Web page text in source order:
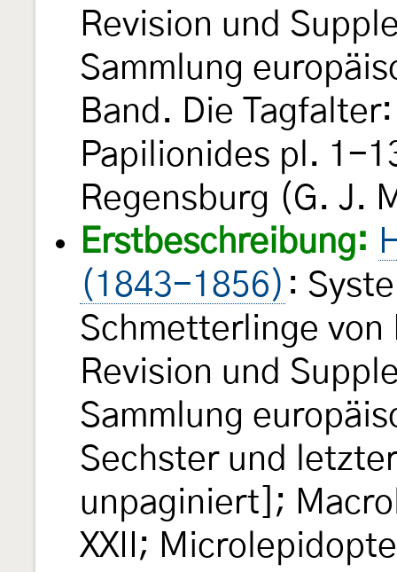
Revision und
Sammlung
Band. Die
Papilionides pl. 1-
Regensburg (G. J.
Erstbeschreibung:
(1843-1856) :
Schmetterlinge von
Revision und
Sammlung
Sechster und
unpaginiert];
XXII;